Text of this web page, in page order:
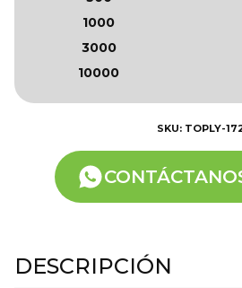
1000
3000
10000
SKU: TOPLY-
DESCRIPCIÓN